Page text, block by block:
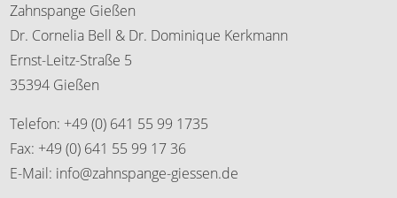
Zahnspange Gießen
Dr. Cornelia Bell & Dr. Dominique Kerkmann
Ernst-Leitz-Straße 5
35394 Gießen
Telefon: +49 (0) 641 55 99 1735
Fax: +49 (0) 641 55 99 17 36
E-Mail: info@zahnspange-giessen.de